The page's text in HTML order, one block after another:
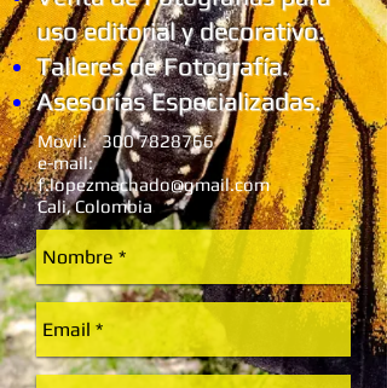
uso editorial y decorativo.
Talleres de Fotografía.
Asesorías Especializadas.
Movil:300 7828766
e-mail:
f.lopezmachado@gmail.com
Cali, Colombia